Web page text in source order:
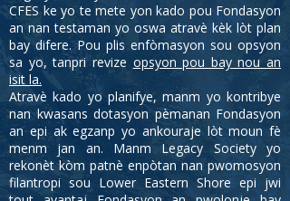
CFES ke yo te mete yon kado pou Fondasyon
an nan testaman yo oswa atravè kèk lòt plan
bay difere. Pou plis enfòmasyon sou opsyon
sa yo, tanpri revize opsyon pou bay nou an
isit la.
Atravè kado yo planifye, manm yo kontribye
nan kwasans dotasyon pèmanan Fondasyon
an epi ak egzanp yo ankouraje lòt moun fè
menm jan an. Manm Legacy Society yo
rekonèt kòm patnè enpòtan nan pwomosyon
filantropi sou Lower Eastern Shore epi jwi